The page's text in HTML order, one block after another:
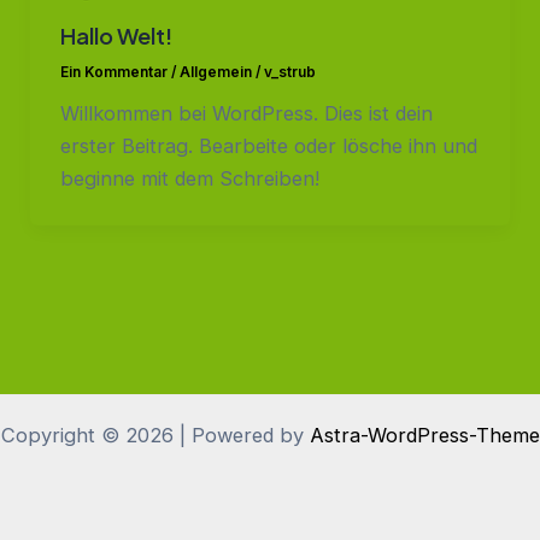
Hallo Welt!
Ein Kommentar / Allgemein/ v_strub
Willkommen bei WordPress. Dies ist dein
erster Beitrag. Bearbeite oder lösche ihn und
beginne mit dem Schreiben!
Copyright © 2026 | Powered by Astra-WordPress-Theme